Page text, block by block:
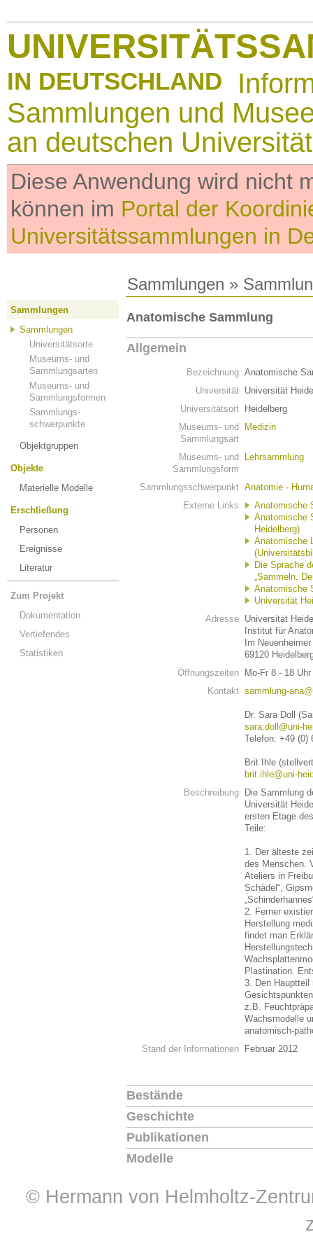
IN DEUTSCHLAND
Sammlungen und
an deutschen
Diese Anwendung wird nicht
können im Portal der
Universitätssammlungen in
Sammlungen »
Sammlungen
Sammlungen
Universitätsorte
Museums- und
Sammlungsarten
Museums- und
Sammlungsformen
Sammlungs-
schwerpunkte
Objektgruppen
Objekte
Materielle Modelle
Erschließung
Personen
Ereignisse
Literatur
Zum Projekt
Dokumentation
Vertiefendes
Statistiken
Anatomische Sammlung
Allgemein
Bezeichnung Anatomische
Universität Universität
Universitätsort
Heidelberg
Museums- und
Sammlungsart
Medizin
Museums- und
Sammlungsform
Lehrsammlung
Sammlungsschwerpunkt Anatomie ·
Externe Links
Anatomische
Anatomische
Heidelberg)
Anatomische
Die Sprache
„Sammeln.
Anatomische
Universität
Adresse Universität
Institut für
Im
69120
Öffnungszeiten
Mo-Fr 8 - 18
Kontakt sammlung-
Dr. Sara Doll
sara.doll@uni-
Telefon: +49 (0)
Brit Ihle
brit.ihle@uni-
Beschreibung
Die Sammlung
Universität
ersten Etage
Teile:
1. Der älteste
des Menschen.
Ateliers in
Schädel“,
2. Ferner
Herstellung
findet man
Plastination.
3. Den Hauptteil
z.B.
Wachsmodelle
anatomisch-
Stand der Informationen
Februar 2012
Bestände
Geschichte
Publikationen
Modelle
© Hermann von Helmholtz-